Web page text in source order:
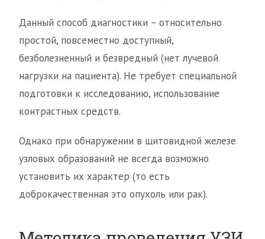
Данный способ диагностики – относительно
простой, повсеместно доступный,
безболезненный и безвредный (нет лучевой
нагрузки на пациента). Не требует специальной
подготовки к исследованию, использование
контрастных средств.
Однако при обнаружении в щитовидной железе
узловых образований не всегда возможно
установить их характер (то есть
доброкачественная это опухоль или рак).